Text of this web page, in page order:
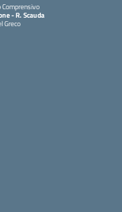
- R. Scauda
Greco